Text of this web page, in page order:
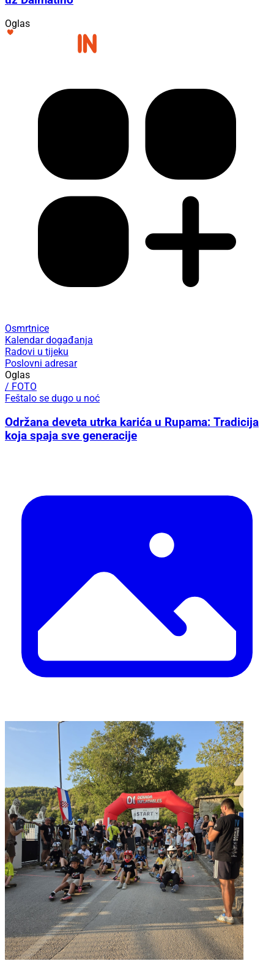
Oglas
Osmrtnice
Kalendar događanja
Radovi u tijeku
Poslovni adresar
Oglas
/ FOTO
Feštalo se dugo u noć
Održana deveta utrka karića u Rupama: Tradicija
koja spaja sve generacije